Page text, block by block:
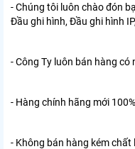
- Chúng tôi luôn chào đón
Đầu ghi hình, Đầu ghi hình
- Công Ty luôn bán hàng
- Hàng chính hãng mới 100%
- Không bán hàng kém chất